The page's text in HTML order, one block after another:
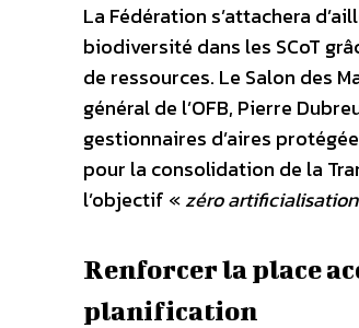
La Fédération s’attachera
biodiversité dans les SCoT
de ressources. Le Salon des
général de l’OFB, Pierre
gestionnaires d’aires
pour la consolidation de la
l’objectif «zéro
Renforcer la place
planification